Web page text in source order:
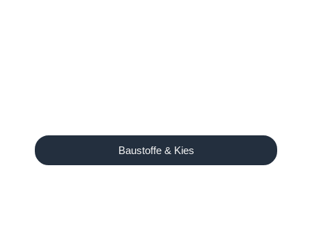
Baustoffe & Kies